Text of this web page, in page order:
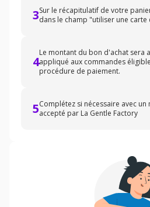
3Sur le récapitulatif de votre
dans le champ "utiliser une carte
4
Le montant du bon d'achat sera
appliqué aux commandes
procédure de paiement.
5Complétez si nécessaire avec
accepté par La Gentle Factory